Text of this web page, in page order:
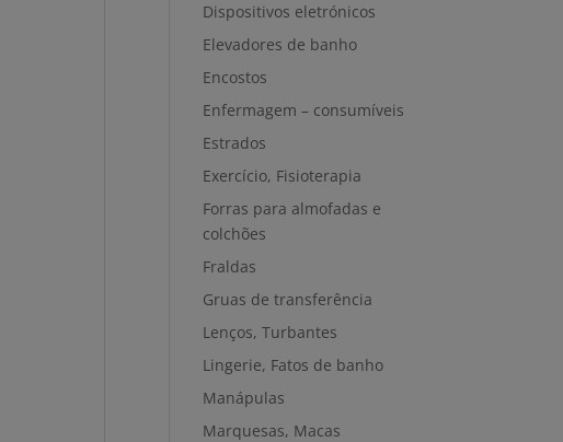
Dispositivos eletrónicos
Elevadores de banho
Encostos
Enfermagem – consumíveis
Estrados
Exercício, Fisioterapia
Forras para almofadas e
colchões
Fraldas
Gruas de transferência
Lenços, Turbantes
Lingerie, Fatos de banho
Manápulas
Marquesas, Macas